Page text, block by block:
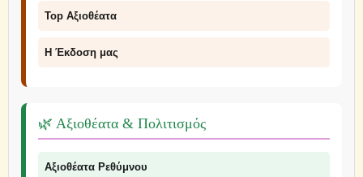
Top Αξιοθέατα
Η Έκδοση μας
🌿 Αξιοθέατα & Πολιτισμός
Αξιοθέατα Ρεθύμνου